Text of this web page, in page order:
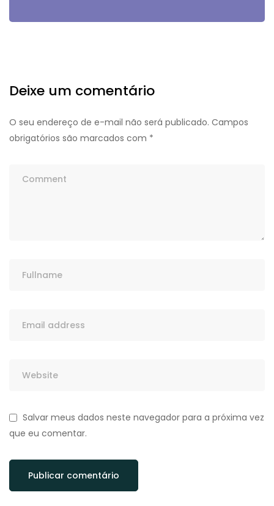
Deixe um comentário
O seu endereço de e-mail não será publicado. Campos
obrigatórios são marcados com *
Salvar meus dados neste navegador para a próxima vez
que eu comentar.